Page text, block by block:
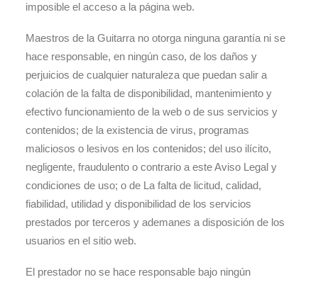
imposible el acceso a la página web.
Maestros de la Guitarra no otorga ninguna garantía ni se
hace responsable, en ningún caso, de los daños y
perjuicios de cualquier naturaleza que puedan salir a
colación de la falta de disponibilidad, mantenimiento y
efectivo funcionamiento de la web o de sus servicios y
contenidos; de la existencia de virus, programas
maliciosos o lesivos en los contenidos; del uso ilícito,
negligente, fraudulento o contrario a este Aviso Legal y
condiciones de uso; o de La falta de licitud, calidad,
fiabilidad, utilidad y disponibilidad de los servicios
prestados por terceros y ademanes a disposición de los
usuarios en el sitio web.
El prestador no se hace responsable bajo ningún